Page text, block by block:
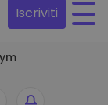
Iscriviti